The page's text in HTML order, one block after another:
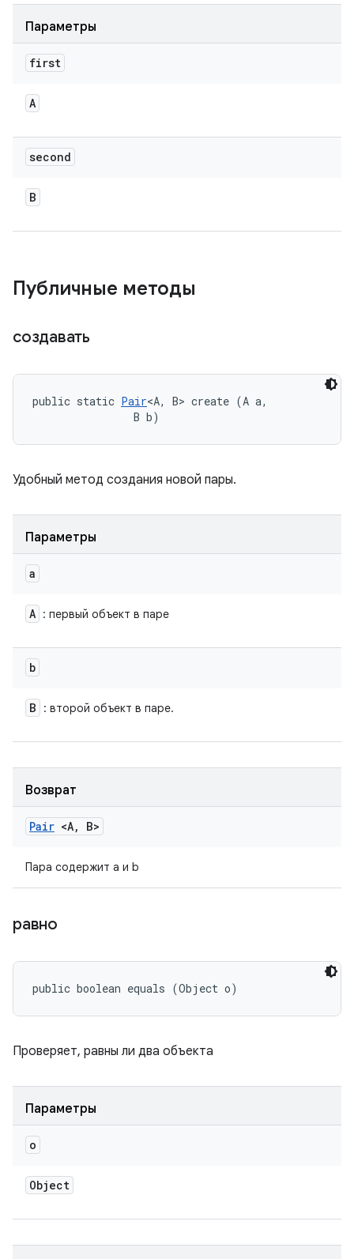
Параметры
first
A
second
B
Публичные методы
создавать
public static Pair<A, B> create (A a,
                B b)
Удобный метод создания новой пары.
Параметры
a
A : первый объект в паре
b
B : второй объект в паре.
Возврат
Pair <A, B>
Пара содержит a и b
равно
public boolean equals (Object o)
Проверяет, равны ли два объекта
Параметры
o
Object